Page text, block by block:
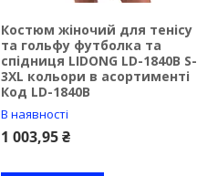
Костюм жіночий для тенісу
та гольфу футболка та
спідниця LIDONG LD-1840B S-
3XL кольори в асортименті
Код LD-1840B
В наявності
1 003,95 ₴